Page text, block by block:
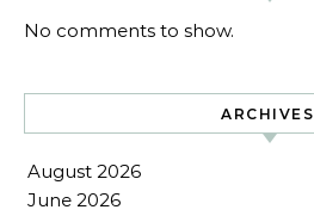
No comments to show.
ARCHIVES
August 2026
June 2026